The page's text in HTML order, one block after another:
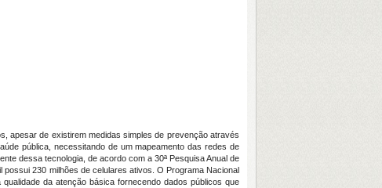
apesar de existirem medidas simples de prevenção através
pública, necessitando de um mapeamento das redes de
dessa tecnologia, de acordo com a 30ª Pesquisa Anual de
230 milhões de celulares ativos. O Programa Nacional
da atenção básica fornecendo dados públicos que